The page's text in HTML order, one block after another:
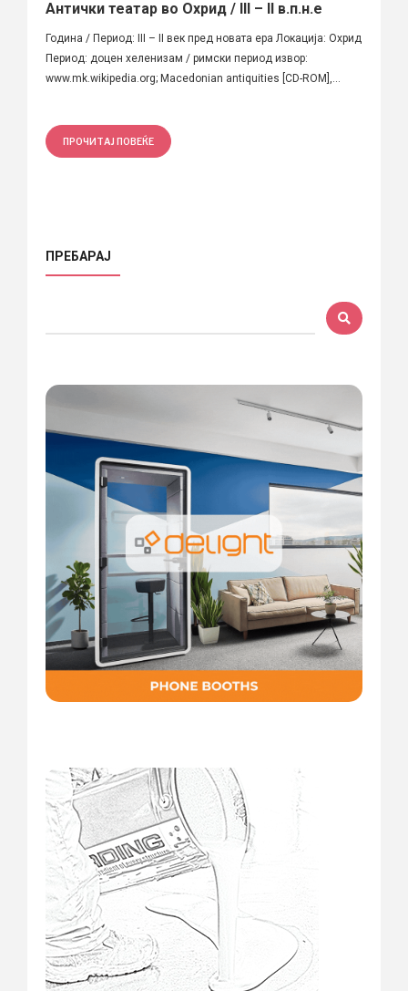
Антички театар во Охрид / III – II в.п.н.е
Година / Период: III – II век пред новата ера Локација: Охрид
Период: доцен хеленизам / римски период извор:
www.mk.wikipedia.org; Macedonian antiquities [CD-ROM],...
ПРОЧИТАЈ ПОВЕЌЕ
ПРЕБАРАЈ